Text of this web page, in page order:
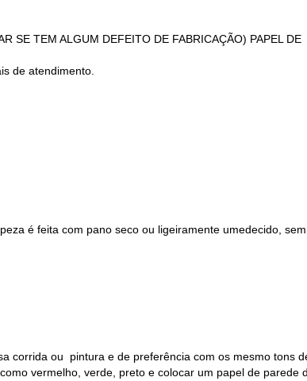
SE TEM ALGUM DEFEITO DE FABRICAÇÃO) PAPEL DE
de atendimento.
é feita com pano seco ou ligeiramente umedecido, sem
corrida ou pintura e de preferência com os mesmo tons
vermelho, verde, preto e colocar um papel de parede